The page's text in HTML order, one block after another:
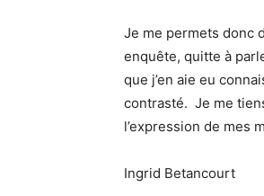
Je me permets donc
enquête, quitte à
que j’en aie eu
contrasté. Je me
l’expression de mes
Ingrid Betancourt